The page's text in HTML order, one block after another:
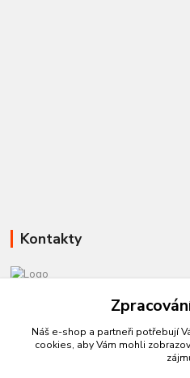
Kontakty
info@czechtherm.cz
Náš e-shop a partneři potřebují
cookies, aby Vám mohli